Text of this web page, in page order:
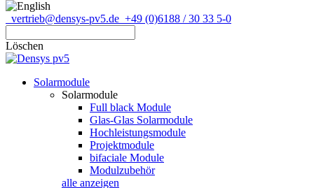
vertrieb@densys-pv5.de +49 (0)6188 / 30 33 5-0
Löschen
Solarmodule
Solarmodule
Full black Module
Glas-Glas Solarmodule
Hochleistungsmodule
Projektmodule
bifaciale Module
Modulzubehör
alle anzeigen